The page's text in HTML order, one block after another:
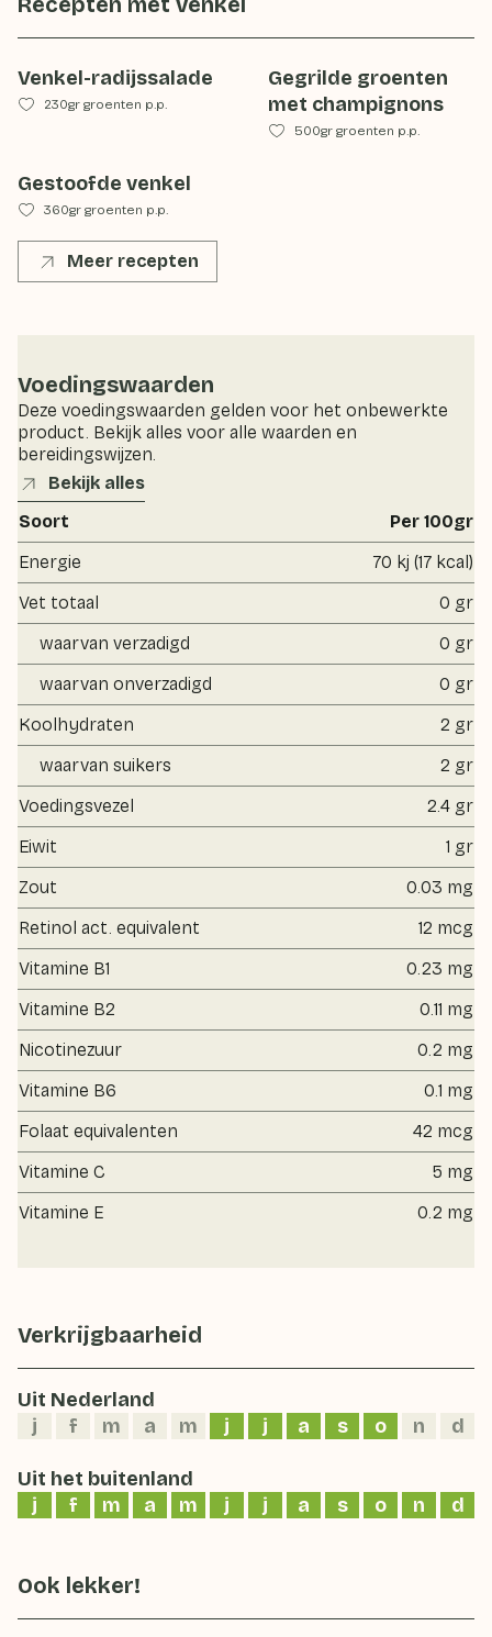
Venkel-radijssalade
230gr groenten p.p.
Gegrilde groenten
met champignons
500gr groenten p.p.
Gestoofde venkel
360gr groenten p.p.
Meer recepten
Voedingswaarden
Deze voedingswaarden gelden voor het onbewerkte
product. Bekijk alles voor alle waarden en
bereidingswijzen.
Bekijk alles
Soort
Per 100gr
Energie
70 kj (17 kcal)
Vet totaal
0 gr
waarvan verzadigd
0 gr
waarvan onverzadigd
0 gr
Koolhydraten
2 gr
waarvan suikers
2 gr
Voedingsvezel
2.4 gr
Eiwit
1 gr
Zout
0.03 mg
Retinol act. equivalent
12 mcg
Vitamine B1
0.23 mg
Vitamine B2
0.11 mg
Nicotinezuur
0.2 mg
Vitamine B6
0.1 mg
Folaat equivalenten
42 mcg
Vitamine C
5 mg
Vitamine E
0.2 mg
Verkrijgbaarheid
Uit Nederland
j
f m a m j j a s o n d
Uit het buitenland
j
f m a m j j a s o n d
Ook lekker!